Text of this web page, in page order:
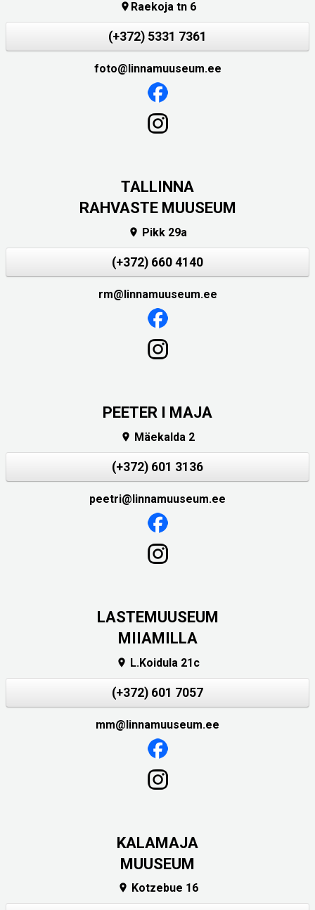
 Raekoja tn 6
(+372) 5331 7361
foto@linnamuuseum.ee
TALLINNA
RAHVASTE MUUSEUM
 Pikk 29a
(+372) 660 4140
rm@linnamuuseum.ee
PEETER I MAJA
 Mäekalda 2
(+372) 601 3136
peetri@linnamuuseum.ee
LASTEMUUSEUM
MIIAMILLA
 L.Koidula 21c
(+372) 601 7057
mm@linnamuuseum.ee
KALAMAJA
MUUSEUM
 Kotzebue 16